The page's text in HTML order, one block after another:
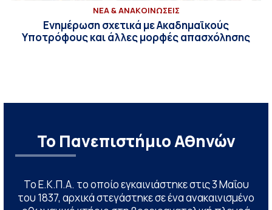
ΝΕΑ & ΑΝΑΚΟΙΝΩΣΕΙΣ
Ενημέρωση σχετικά με Ακαδημαϊκούς
Υποτρόφους και άλλες μορφές απασχόλησης
Το Πανεπιστήμιο Αθηνών
Το Ε.Κ.Π.Α. το οποίο εγκαινιάστηκε στις 3 Μαΐου
του 1837, αρχικά στεγάστηκε σε ένα ανακαινισμένο